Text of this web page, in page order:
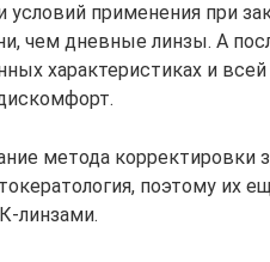
условий применения при
чем дневные линзы. А
характеристиках и
метода корректировки
поэтому их
линзами.